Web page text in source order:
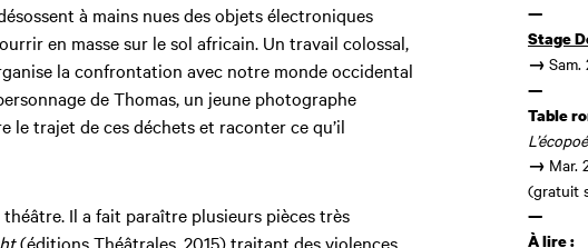
à mains nues des objets électroniques
en masse sur le sol africain. Un travail colossal,
la confrontation avec notre monde occidental
de Thomas, un jeune photographe
le trajet de ces déchets et raconter ce qu’il
Il a fait paraître plusieurs pièces très
(éditions Théâtrales, 2015) traitant des violences
—
Stage
→
—
Table
→ Mar.
(gratuit
—
À lire :